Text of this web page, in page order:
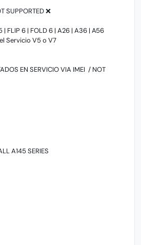
SUPPORTED ❌
| FLIP 6 | FOLD 6 | A26 | A36 | A56
Servicio V5 o V7
EN SERVICIO VIA IMEI / NOT
A145 SERIES